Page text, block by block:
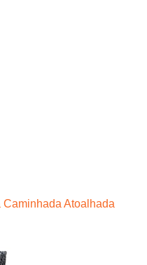
Atoalhada